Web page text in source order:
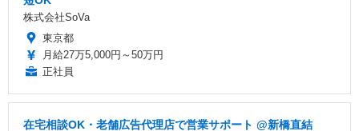
株式会社SoVa
東京都
月給27万5,000円～50万円
正社員
在宅相談OK・老舗広告代理店で営業サポート @新橋直結